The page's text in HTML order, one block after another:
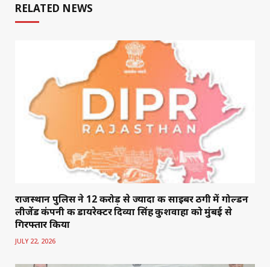
RELATED NEWS
राजस्थान पुलिस ने 12 करोड़ से ज्यादा की साइबर ठगी में गोल्डन
लीजेंड कंपनी की डायरेक्टर दिव्या सिंह कुशवाहा को मुंबई से
गिरफ्तार किया
JULY 22, 2026